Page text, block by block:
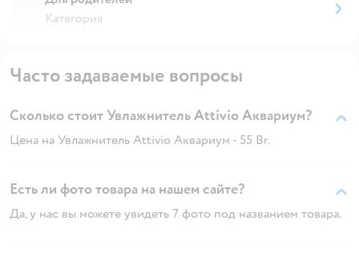
Категория
Часто задаваемые вопросы
Сколько стоит Увлажнитель Attivio Аквариум?
Цена на Увлажнитель Attivio Аквариум - 55 Br.
Есть ли фото товара на нашем сайте?
Да, у нас вы можете увидеть 7 фото под названием товара.